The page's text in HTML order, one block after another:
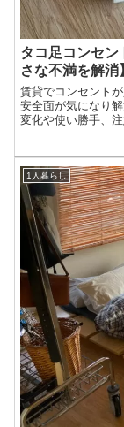
タコ足コンセン
さな不満を解消
賃貸でコンセント
安全面が気になり
変化や使い勝手、
1人暮らし